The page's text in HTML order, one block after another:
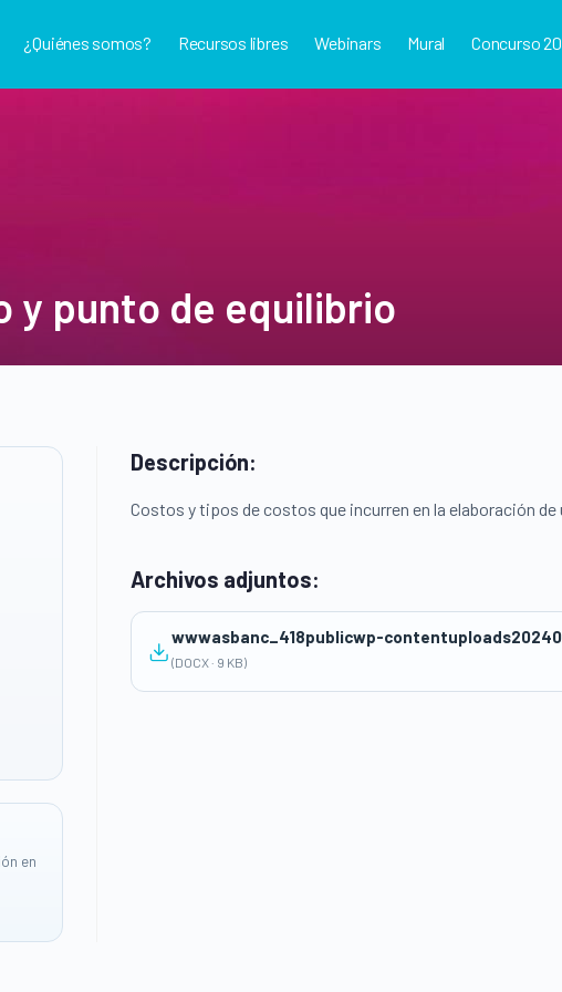
¿Quiénes somos? Recursos libres Webinars Mural Concurso
y punto de equilibrio
en
Descripción:
Costos y tipos de costos que incurren en la elaboración
Archivos adjuntos:
(DOCX · 9 KB)